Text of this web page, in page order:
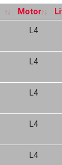
Motor
L4
L4
L4
L4
L4